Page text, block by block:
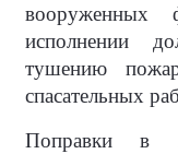
вооруженных
исполнении
тушению
спасательных
Поправки в